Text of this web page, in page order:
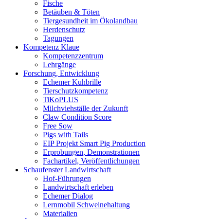
Fische
Betäuben & Töten
Tiergesundheit im Ökolandbau
Herdenschutz
Tagungen
Kompetenz Klaue
Kompetenzzentrum
Lehrgänge
Forschung, Entwicklung
Echemer Kuhbrille
Tierschutzkompetenz
TiKoPLUS
Milchviehställe der Zukunft
Claw Condition Score
Free Sow
Pigs with Tails
EIP Projekt Smart Pig Production
Erprobungen, Demonstrationen
Fachartikel, Veröffentlichungen
Schaufenster Landwirtschaft
Hof-Führungen
Landwirtschaft erleben
Echemer Dialog
Lernmobil Schweinehaltung
Materialien